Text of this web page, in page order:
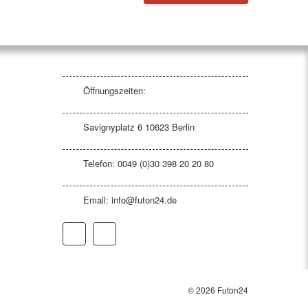
Öffnungszeiten:
Savignyplatz 6 10623 Berlin
Telefon: 0049 (0)30 398 20 20 80
Email: info@futon24.de
© 2026 Futon24